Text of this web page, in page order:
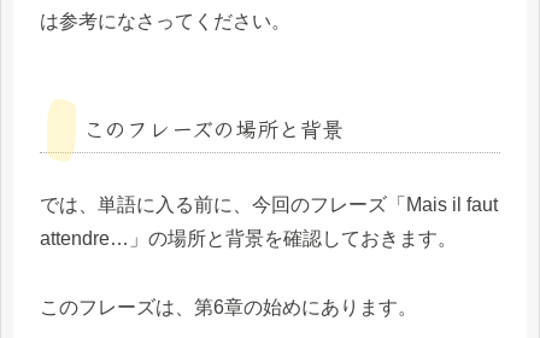
は参考になさってください。
このフレーズの場所と背景
では、単語に入る前に、今回のフレーズ「Mais il faut
attendre…」の場所と背景を確認しておきます。
このフレーズは、第6章の始めにあります。